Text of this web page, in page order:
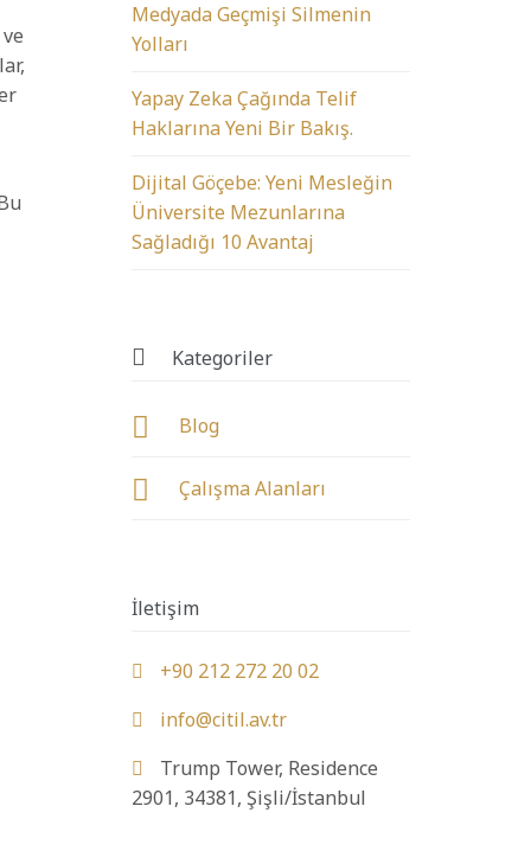
Medyada Geçmişi Silmenin
Yolları
Yapay Zeka Çağında Telif
Haklarına Yeni Bir Bakış.
Dijital Göçebe: Yeni Mesleğin
Üniversite Mezunlarına
Sağladığı 10 Avantaj
 Kategoriler
 Blog
 Çalışma Alanları
İletişim
 +90 212 272 20 02
 info@citil.av.tr

Trump Tower, Residence
2901, 34381, Şişli/İstanbul